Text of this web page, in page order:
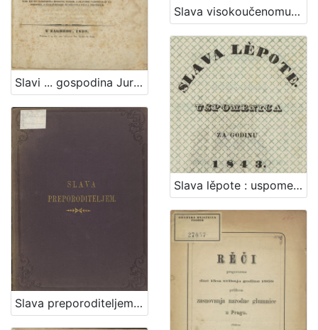
Slavi ... gospodina Jurja Haulika, ... prigodom dana godovnoga / pěva Pavao Stoós, ...
Slava visokoučenomu i mnogo počitanomu gospodinu Ljudevitu Gaju
Slava preporoditeljem / nacrt [naslovne stranice] Nikole Mašića
Slava lěpote : uspomenica za godinu 1843. : [domorodkinjam od Gradjanskoga strělačkoga družtva na svom balu 23. veljače 1843 obdaržanom posvetjena]